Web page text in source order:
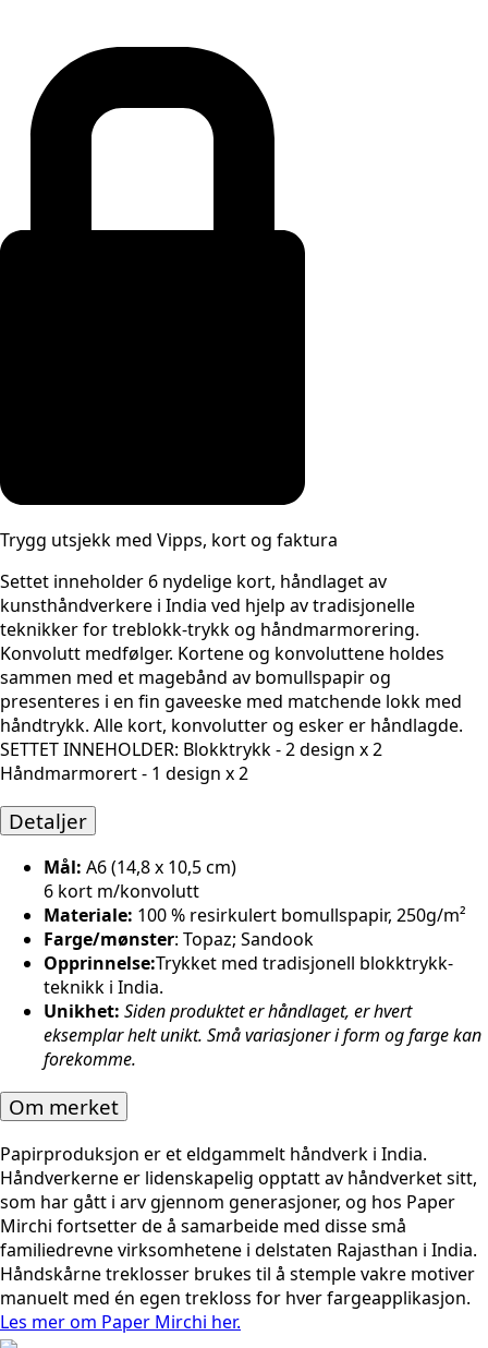
Trygg utsjekk med Vipps, kort og faktura
Settet inneholder 6 nydelige kort, håndlaget av
kunsthåndverkere i India ved hjelp av tradisjonelle
teknikker for treblokk-trykk og håndmarmorering.
Konvolutt medfølger. Kortene og konvoluttene holdes
sammen med et magebånd av bomullspapir og
presenteres i en fin gaveeske med matchende lokk med
håndtrykk. Alle kort, konvolutter og esker er håndlagde.
SETTET INNEHOLDER: Blokktrykk - 2 design x 2
Håndmarmorert - 1 design x 2
Detaljer
Mål: A6 (14,8 x 10,5 cm)
6 kort m/konvolutt
Materiale: 100 % resirkulert bomullspapir, 250g/m²
Farge/mønster: Topaz; Sandook
Opprinnelse:Trykket med tradisjonell blokktrykk-
teknikk i India.
Unikhet: Siden produktet er håndlaget, er hvert
eksemplar helt unikt. Små variasjoner i form og farge kan
forekomme.
Om merket
Papirproduksjon er et eldgammelt håndverk i India.
Håndverkerne er lidenskapelig opptatt av håndverket sitt,
som har gått i arv gjennom generasjoner, og hos Paper
Mirchi fortsetter de å samarbeide med disse små
familiedrevne virksomhetene i delstaten Rajasthan i India.
Håndskårne treklosser brukes til å stemple vakre motiver
manuelt med én egen trekloss for hver fargeapplikasjon.
Les mer om Paper Mirchi her.